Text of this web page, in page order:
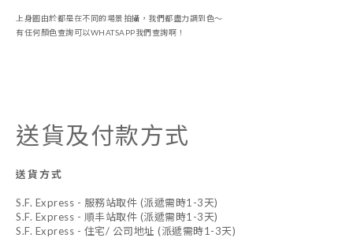
上身圖由於都是在不同的場景拍攝，我們都盡力調到色〜
有任何顏色查詢可以WHATSAPP我們查詢啊！
送貨及付款方式
送貨方式
S.F. Express - 服務站取件 (派遞需時1-3天)
S.F. Express - 順丰站取件 (派遞需時1-3天)
S.F. Express - 住宅/ 公司地址 (派遞需時1-3天)